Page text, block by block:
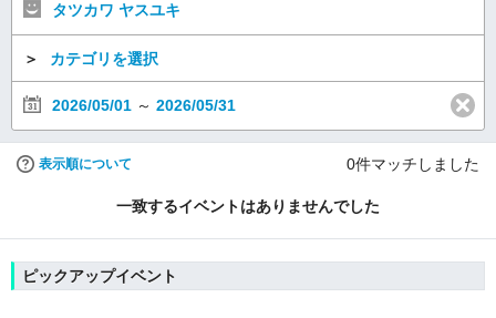
タツカワ ヤスユキ
＞ カテゴリを選択
2026/05/01 ～ 2026/05/31
表示順について 0件マッチしました
一致するイベントはありませんでした
ピックアップイベント